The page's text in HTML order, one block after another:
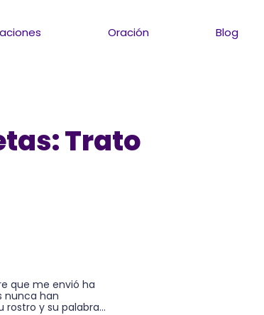
Oración Blog
Trato
que me envió ha
nunca han
rostro y su palabra...